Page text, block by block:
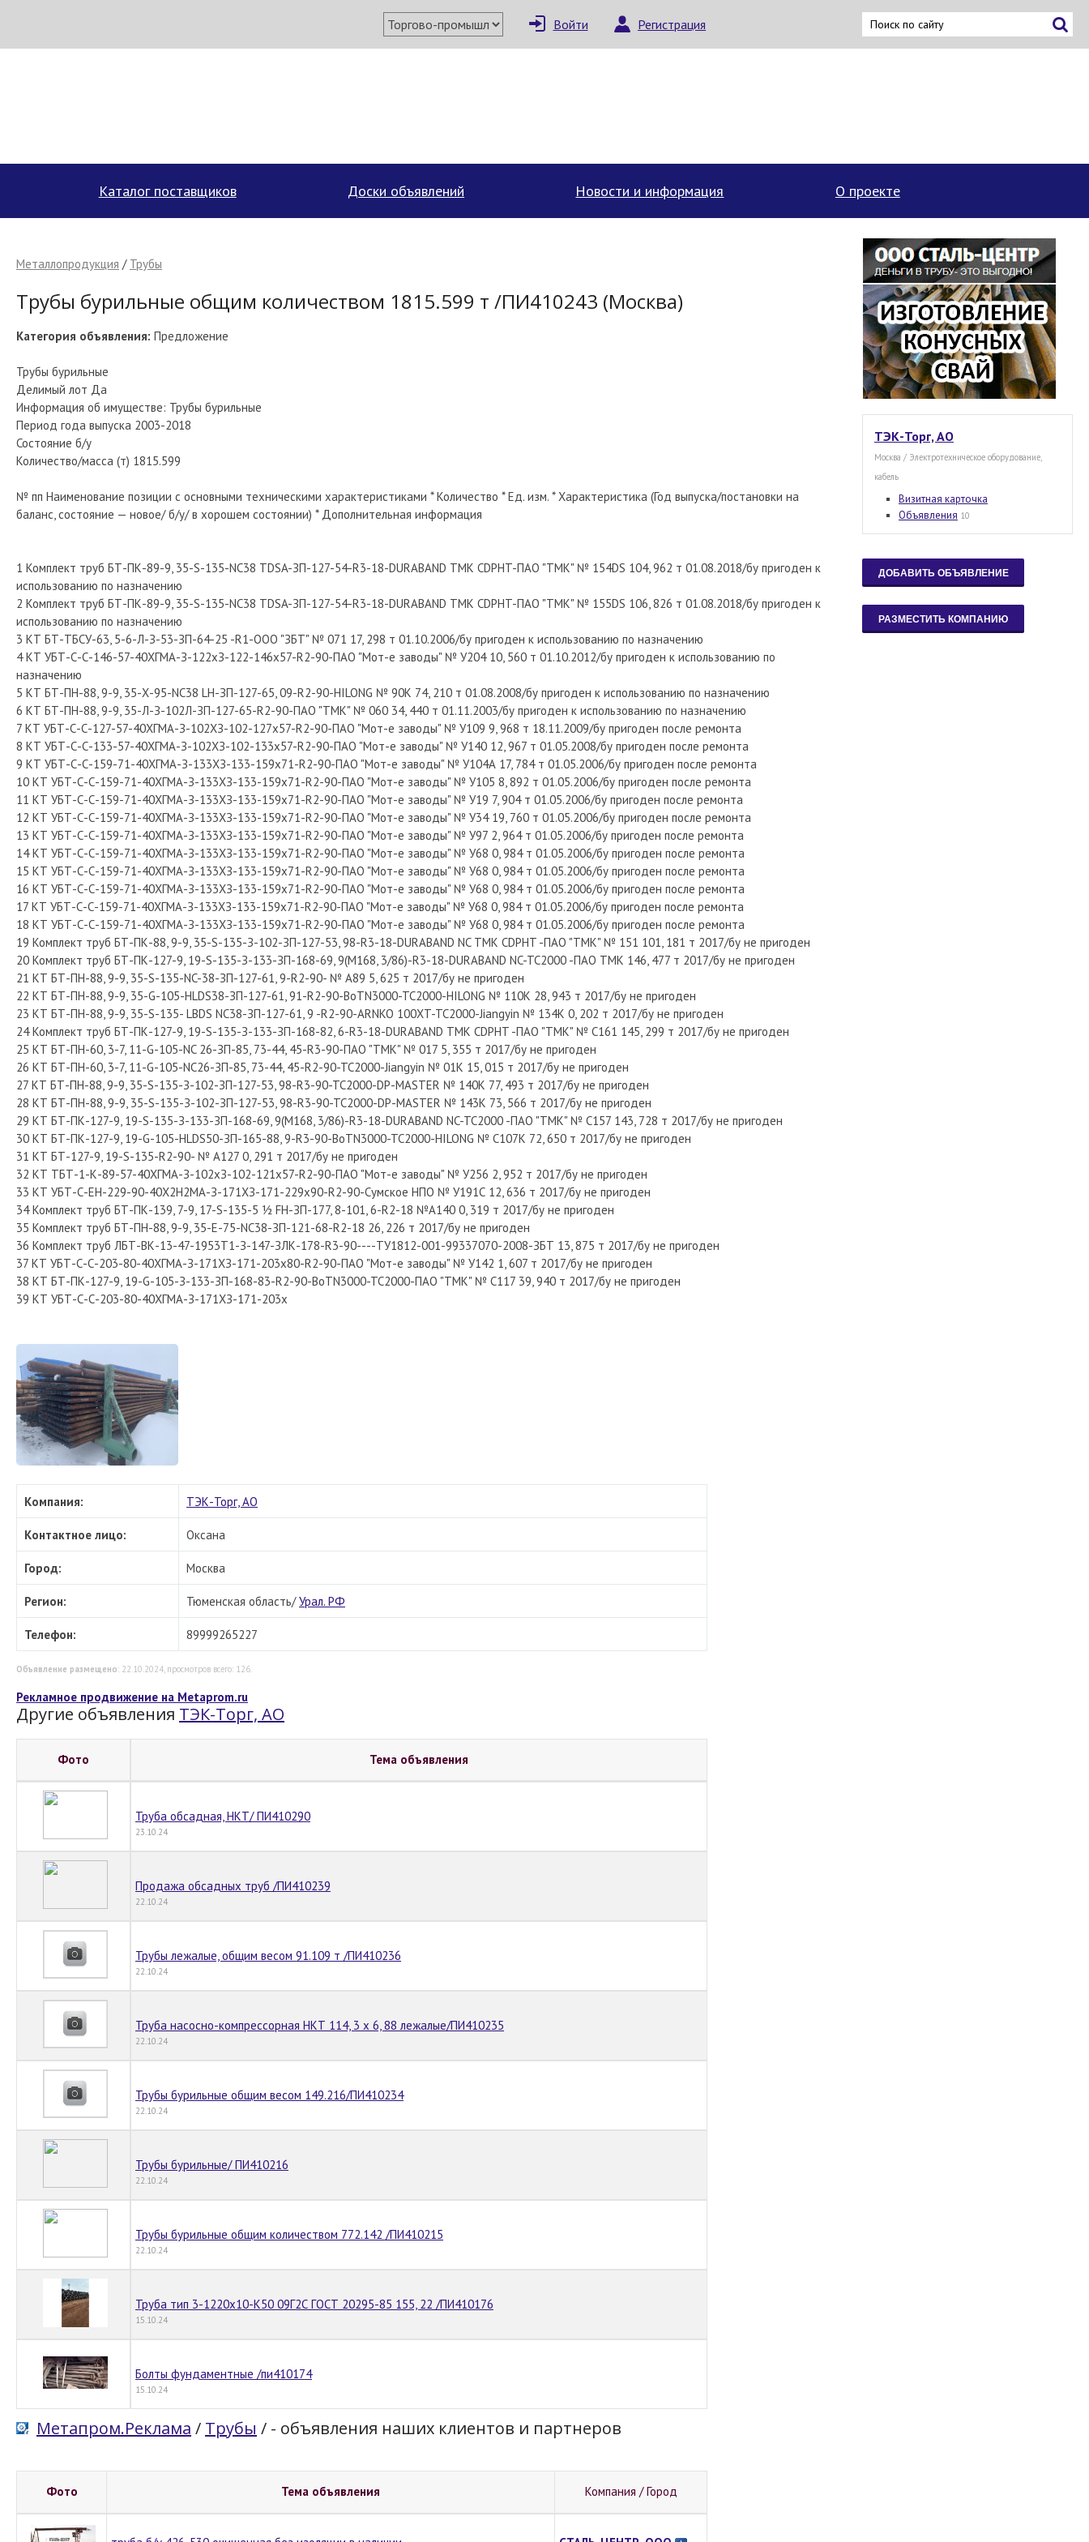
Войти Регистрация
Каталог поставщиков Доски объявлений Новости и информация О проекте
Металлопродукция / Трубы
Трубы бурильные общим количеством 1815.599 т /ПИ410243 (Москва)
Категория объявления: Предложение
Трубы бурильные
Делимый лот Да
Информация об имуществе: Трубы бурильные
Период года выпуска 2003-2018
Состояние б/у
Количество/масса (т) 1815.599
№ пп Наименование позиции с основными техническими характеристиками * Количество * Ед. изм. * Характеристика (Год выпуска/постановки на
баланс, состояние — новое/ б/у/ в хорошем состоянии) * Дополнительная информация
1 Комплект труб БТ-ПК-89-9, 35-S-135-NC38 TDSA-ЗП-127-54-R3-18-DURABAND ТМК CDPHT-ПАО "ТМК" № 154DS 104, 962 т 01.08.2018/бу пригоден к
использованию по назначению
2 Комплект труб БТ-ПК-89-9, 35-S-135-NC38 TDSA-ЗП-127-54-R3-18-DURABAND ТМК CDPHT-ПАО "ТМК" № 155DS 106, 826 т 01.08.2018/бу пригоден к
использованию по назначению
3 КТ БТ-ТБСУ-63, 5-6-Л-З-53-ЗП-64-25 -R1-ООО "ЗБТ" № 071 17, 298 т 01.10.2006/бу пригоден к использованию по назначению
4 КТ УБТ-С-С-146-57-40ХГМА-З-122хЗ-122-146х57-R2-90-ПАО "Мот-е заводы" № У204 10, 560 т 01.10.2012/бу пригоден к использованию по
назначению
5 КТ БТ-ПН-88, 9-9, 35-Х-95-NC38 LH-ЗП-127-65, 09-R2-90-HILONG № 90К 74, 210 т 01.08.2008/бу пригоден к использованию по назначению
6 КТ БТ-ПН-88, 9-9, 35-Л-З-102Л-ЗП-127-65-R2-90-ПАО "ТМК" № 060 34, 440 т 01.11.2003/бу пригоден к использованию по назначению
7 КТ УБТ-С-С-127-57-40ХГМА-З-102ХЗ-102-127х57-R2-90-ПАО "Мот-е заводы" № У109 9, 968 т 18.11.2009/бу пригоден после ремонта
8 КТ УБТ-С-С-133-57-40ХГМА-З-102ХЗ-102-133х57-R2-90-ПАО "Мот-е заводы" № У140 12, 967 т 01.05.2008/бу пригоден после ремонта
9 КТ УБТ-С-С-159-71-40ХГМА-З-133ХЗ-133-159х71-R2-90-ПАО "Мот-е заводы" № У104А 17, 784 т 01.05.2006/бу пригоден после ремонта
10 КТ УБТ-С-С-159-71-40ХГМА-З-133ХЗ-133-159х71-R2-90-ПАО "Мот-е заводы" № У105 8, 892 т 01.05.2006/бу пригоден после ремонта
11 КТ УБТ-С-С-159-71-40ХГМА-З-133ХЗ-133-159х71-R2-90-ПАО "Мот-е заводы" № У19 7, 904 т 01.05.2006/бу пригоден после ремонта
12 КТ УБТ-С-С-159-71-40ХГМА-З-133ХЗ-133-159х71-R2-90-ПАО "Мот-е заводы" № У34 19, 760 т 01.05.2006/бу пригоден после ремонта
13 КТ УБТ-С-С-159-71-40ХГМА-З-133ХЗ-133-159х71-R2-90-ПАО "Мот-е заводы" № У97 2, 964 т 01.05.2006/бу пригоден после ремонта
14 КТ УБТ-С-С-159-71-40ХГМА-З-133ХЗ-133-159х71-R2-90-ПАО "Мот-е заводы" № У68 0, 984 т 01.05.2006/бу пригоден после ремонта
15 КТ УБТ-С-С-159-71-40ХГМА-З-133ХЗ-133-159х71-R2-90-ПАО "Мот-е заводы" № У68 0, 984 т 01.05.2006/бу пригоден после ремонта
16 КТ УБТ-С-С-159-71-40ХГМА-З-133ХЗ-133-159х71-R2-90-ПАО "Мот-е заводы" № У68 0, 984 т 01.05.2006/бу пригоден после ремонта
17 КТ УБТ-С-С-159-71-40ХГМА-З-133ХЗ-133-159х71-R2-90-ПАО "Мот-е заводы" № У68 0, 984 т 01.05.2006/бу пригоден после ремонта
18 КТ УБТ-С-С-159-71-40ХГМА-З-133ХЗ-133-159х71-R2-90-ПАО "Мот-е заводы" № У68 0, 984 т 01.05.2006/бу пригоден после ремонта
19 Комплект труб БТ-ПК-88, 9-9, 35-S-135-З-102-ЗП-127-53, 98-R3-18-DURABAND NC ТМК CDPHT -ПАО "ТМК" № 151 101, 181 т 2017/бу не пригоден
20 Комплект труб БТ-ПК-127-9, 19-S-135-З-133-ЗП-168-69, 9(М168, 3/86)-R3-18-DURABAND NC-TC2000 -ПАО ТМК 146, 477 т 2017/бу не пригоден
21 КТ БТ-ПН-88, 9-9, 35-S-135-NC-38-ЗП-127-61, 9-R2-90- № А89 5, 625 т 2017/бу не пригоден
22 КТ БТ-ПН-88, 9-9, 35-G-105-HLDS38-ЗП-127-61, 91-R2-90-BoTN3000-TC2000-HILONG № 110К 28, 943 т 2017/бу не пригоден
23 КТ БТ-ПН-88, 9-9, 35-S-135- LBDS NC38-ЗП-127-61, 9 -R2-90-ARNKO 100XT-TC2000-Jiangyin № 134К 0, 202 т 2017/бу не пригоден
24 Комплект труб БТ-ПК-127-9, 19-S-135-З-133-ЗП-168-82, 6-R3-18-DURABAND ТМК CDPHT -ПАО "ТМК" № С161 145, 299 т 2017/бу не пригоден
25 КТ БТ-ПН-60, 3-7, 11-G-105-NC 26-ЗП-85, 73-44, 45-R3-90-ПАО "ТМК" № 017 5, 355 т 2017/бу не пригоден
26 КТ БТ-ПН-60, 3-7, 11-G-105-NC26-ЗП-85, 73-44, 45-R2-90-TC2000-Jiangyin № 01К 15, 015 т 2017/бу не пригоден
27 КТ БТ-ПН-88, 9-9, 35-S-135-З-102-ЗП-127-53, 98-R3-90-TC2000-DP-MASTER № 140К 77, 493 т 2017/бу не пригоден
28 КТ БТ-ПН-88, 9-9, 35-S-135-З-102-ЗП-127-53, 98-R3-90-TC2000-DP-MASTER № 143К 73, 566 т 2017/бу не пригоден
29 КТ БТ-ПК-127-9, 19-S-135-З-133-ЗП-168-69, 9(М168, 3/86)-R3-18-DURABAND NC-TC2000 -ПАО "ТМК" № С157 143, 728 т 2017/бу не пригоден
30 КТ БТ-ПК-127-9, 19-G-105-HLDS50-ЗП-165-88, 9-R3-90-BoTN3000-TC2000-HILONG № С107К 72, 650 т 2017/бу не пригоден
31 КТ БТ-127-9, 19-S-135-R2-90- № А127 0, 291 т 2017/бу не пригоден
32 КТ ТБТ-1-К-89-57-40ХГМА-З-102хЗ-102-121х57-R2-90-ПАО "Мот-е заводы" № У256 2, 952 т 2017/бу не пригоден
33 КТ УБТ-С-ЕН-229-90-40Х2Н2МА-З-171ХЗ-171-229х90-R2-90-Сумское НПО № У191С 12, 636 т 2017/бу не пригоден
34 Комплект труб БТ-ПК-139, 7-9, 17-S-135-5 ½ FH-ЗП-177, 8-101, 6-R2-18 №А140 0, 319 т 2017/бу не пригоден
35 Комплект труб БТ-ПН-88, 9-9, 35-Е-75-NC38-ЗП-121-68-R2-18 26, 226 т 2017/бу не пригоден
36 Комплект труб ЛБТ-ВК-13-47-1953Т1-З-147-ЗЛК-178-R3-90----ТУ1812-001-99337070-2008-ЗБТ 13, 875 т 2017/бу не пригоден
37 КТ УБТ-С-С-203-80-40ХГМА-З-171ХЗ-171-203х80-R2-90-ПАО "Мот-е заводы" № У142 1, 607 т 2017/бу не пригоден
38 КТ БТ-ПК-127-9, 19-G-105-З-133-ЗП-168-83-R2-90-BoTN3000-TC2000-ПАО "ТМК" № С117 39, 940 т 2017/бу не пригоден
39 КТ УБТ-С-С-203-80-40ХГМА-З-171ХЗ-171-203х
× Написать поставщику
Компания: ТЭК-Торг, АО
Контактное лицо: Оксана
Город: Москва
Регион: Тюменская область/Урал. РФ
Телефон: 89999265227
Объявление размещено: 22.10.2024, просмотров всего: 126.
Рекламное продвижение на Metaprom.ru
Другие объявления ТЭК-Торг, АО
Фото Тема объявления
Труба обсадная, НКТ/ ПИ410290
23.10.24
Продажа обсадных труб /ПИ410239
22.10.24
Трубы лежалые, общим весом 91.109 т /ПИ410236
22.10.24
Труба насосно-компрессорная НКТ 114, 3 х 6, 88 лежалые/ПИ410235
22.10.24
Трубы бурильные общим весом 149.216/ПИ410234
22.10.24
Трубы бурильные/ ПИ410216
22.10.24
Трубы бурильные общим количеством 772.142 /ПИ410215
22.10.24
Труба тип 3-1220x10-К50 09Г2С ГОСТ 20295-85 155, 22 /ПИ410176
15.10.24
Болты фундаментные /пи410174
15.10.24
Метапром.Реклама / Трубы / - объявления наших клиентов и партнеров
Фото Тема объявления Компания / Город
ТЭК-Торг, АО
Москва / Электротехническое оборудование,
кабель
Визитная карточка
Объявления 10